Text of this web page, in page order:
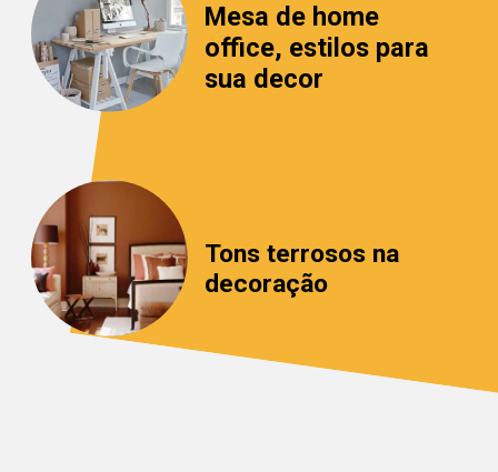
Mesa de home
office, estilos para
sua decor
Tons terrosos na
decoração